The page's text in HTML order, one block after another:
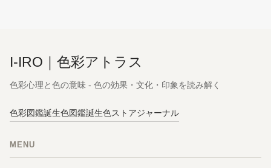
I-IRO｜色彩アトラス
色彩心理と色の意味 - 色の効果・文化・印象を読み解く
色彩図鑑誕生色図鑑誕生色ストアジャーナル
MENU